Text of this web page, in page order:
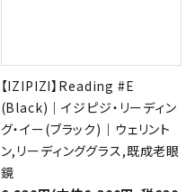
【IZIPIZI】Reading #E
(Black)｜イジピジ・リーディン
グ・イー(ブラック)｜ウェリント
ン,リーディンググラス,既成老眼
鏡